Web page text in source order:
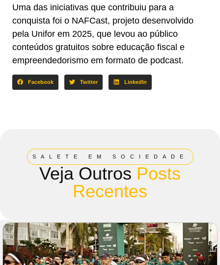
Uma das iniciativas que contribuiu para a
conquista foi o NAFCast, projeto desenvolvido
pela Unifor em 2025, que levou ao público
conteúdos gratuitos sobre educação fiscal e
empreendedorismo em formato de podcast.
Facebook Twitter LinkedIn
SALETE EM SOCIEDADE
Veja Outros Posts
Recentes